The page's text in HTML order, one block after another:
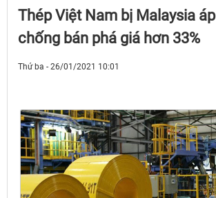
Thép Việt Nam bị Malaysia
chống bán phá giá hơn 33%
Thứ ba - 26/01/2021 10:01